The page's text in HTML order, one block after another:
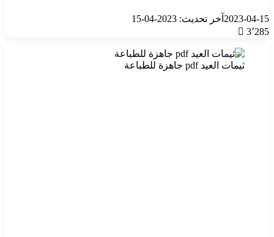
2023-04-15 آخر تحديث: 2023-04-15
3٬285
ثيمات العيد pdf جاهزة للطباعة